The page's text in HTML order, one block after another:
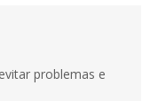
problemas e